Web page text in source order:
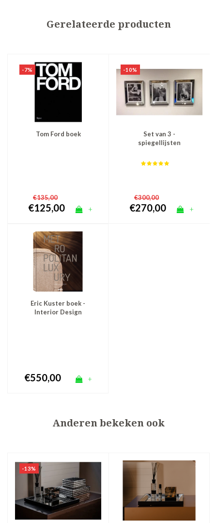
Gerelateerde producten
-7%
Tom Ford boek
€135,00
€125,00 +
-10%
Set van 3 -
spiegellijsten
zilver
€300,00
€270,00 +
Eric Kuster boek -
Interior Design
€550,00 +
Anderen bekeken ook
-13%